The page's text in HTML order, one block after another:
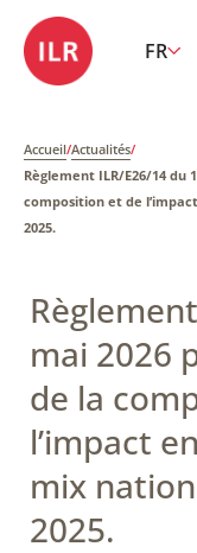
FR
Accueil/Actualités/
Règlement ILR/E26/14
composition et de
2025.
mai 2026
de la
l’impact
mix
2025.